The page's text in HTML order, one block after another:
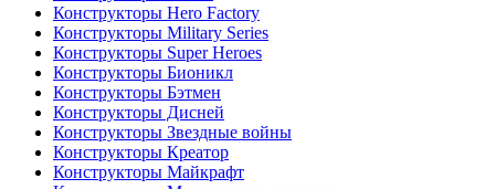
Конструкторы Hero Factory
Конструкторы Military Series
Конструкторы Super Heroes
Конструкторы Бионикл
Конструкторы Бэтмен
Конструкторы Дисней
Конструкторы Звездные войны
Конструкторы Креатор
Конструкторы Майкрафт